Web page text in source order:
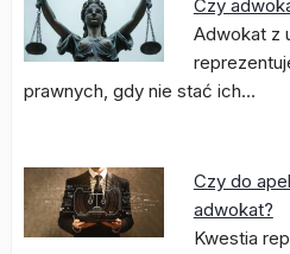
Czy
Adwokat z
prawnych, gdy nie stać ich…
Czy do
adwokat?
Kwestia